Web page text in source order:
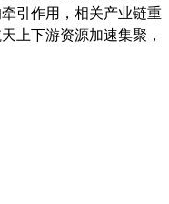
引作用，相关产业链重
上下游资源加速集聚，